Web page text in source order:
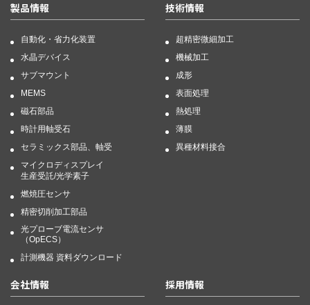
製品情報
自動化・省力化装置
水晶デバイス
サブマウント
MEMS
磁石部品
時計用軸受石
セラミックス部品、軸受
マイクロディスプレイ
生産受託/光学素子
燃焼圧センサ
精密切削加工部品
光プローブ電流センサ
（OpECS）
計測機器 資料ダウンロード
技術情報
超精密微細加工
機械加工
成形
表面処理
熱処理
薄膜
異種材料接合
会社情報 採用情報